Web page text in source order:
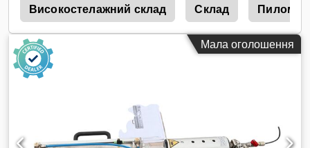
Високостелажний склад Склад
Мала оголошення